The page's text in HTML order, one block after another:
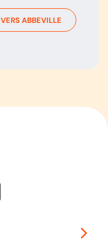
VERSABBEVILLE